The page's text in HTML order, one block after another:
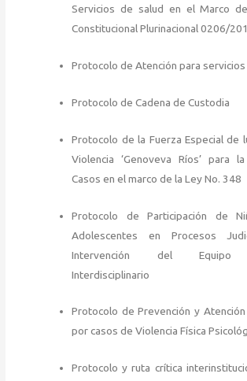
Servicios de salud en el Marco
Constitucional Plurinacional 0206/
Protocolo de Atención para servicios
Protocolo de Cadena de Custodia
Protocolo de la Fuerza Especial de
Violencia ‘Genoveva Ríos’ para
Casos en el marco de la Ley No. 348
Protocolo de Participación de
Adolescentes en Procesos
Intervención del Equipo
Interdisciplinario
Protocolo de Prevención y Atención
por casos de Violencia Física
Protocolo y ruta crítica